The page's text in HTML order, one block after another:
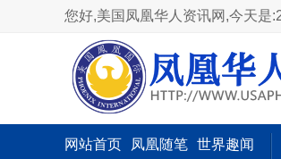
您好,美国凤凰华人资讯网,今天是
网站首页 凤凰随笔 世界趣闻